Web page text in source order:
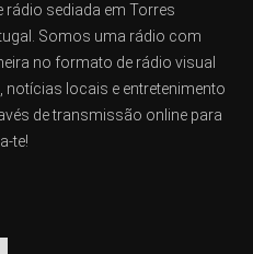
rádio sediada em Torres
Somos uma rádio com
no formato de rádio visual
locais e entretenimento
de transmissão online para
te!